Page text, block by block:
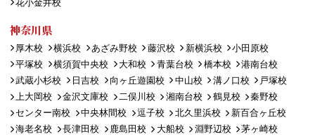
花小金井校
神奈川県
厚木校 横浜校 あざみ野校 藤沢校 新横浜校
小田原校
平塚校
横須賀中央校 大和校 青葉台校 橋本校
港南台校
武蔵小杉校
日吉校 向ヶ丘遊園校 中山校 溝ノ口校
戸塚校
上大岡校
金沢文庫校 二俣川校 湘南台校 鶴見校
秦野校
センター南校
中央林間校 逗子校 北久里浜校
新百合ヶ丘校
海老名校
長津田校 鹿島田校 大船校 淵野辺校
茅ヶ崎校